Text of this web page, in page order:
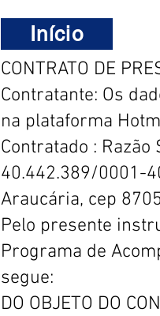
Início
CONTRATO DE
Contratante: Os
na plataforma
Contratado : Razão
40.442.389/0001-
Araucária, cep
Pelo presente
Programa de
segue:
DO OBJETO DO